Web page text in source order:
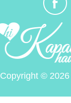
Copyright ©